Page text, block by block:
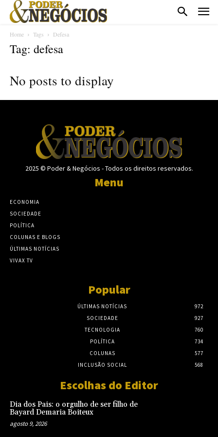
Home Tags Defesa
Tag: defesa
No posts to display
2025 © Poder & Negócios - Todos os direitos reservados.
Menu
ECONOMIA
SOCIEDADE
POLÍTICA
COLUNAS E BLOGS
ÚLTIMAS NOTÍCIAS
VIVAX TV
Popular
ÚLTIMAS NOTÍCIAS
972
SOCIEDADE
927
TECNOLOGIA
760
POLÍTICA
734
COLUNAS
577
INCLUSÃO SOCIAL
568
Escolhas do Editor
Dia dos Pais: o orgulho de ser filho de
Bayard Demaria Boiteux
agosto 9, 2026